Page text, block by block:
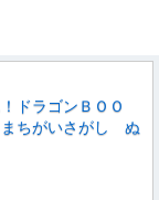
ドラゴンＢＯＯ
ちがいさがし ぬ